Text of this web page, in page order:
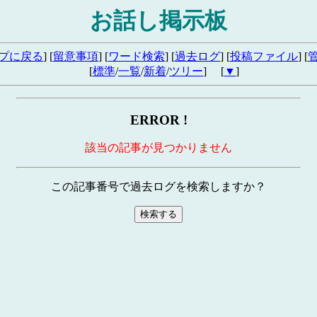
お話し掲示板
に戻る] [留意事項] [ワード検索] [過去ログ] [投稿ファイル] [
[標準/一覧/新着/ツリー] [▼]
ERROR !
該当の記事が見つかりません
この記事番号で過去ログを検索しますか？